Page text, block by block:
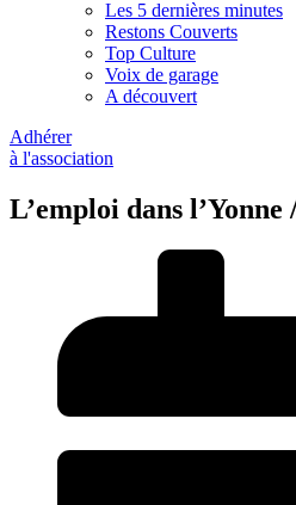
Les 5 dernières minutes
Restons Couverts
Top Culture
Voix de garage
A découvert
Adhérer
à l'association
L’emploi dans